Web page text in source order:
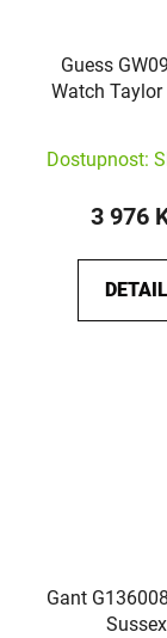
Guess
Watch
Dostupnost:
3 976
DETAIL
Gant G136008 Watch
Sussex